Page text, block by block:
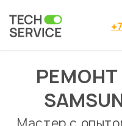
Сервисный центр
РЕМОНТ